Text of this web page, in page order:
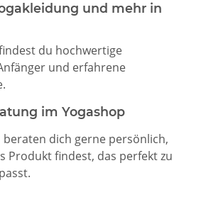
und mehr in
findest du hochwertige
und erfahrene
im Yogashop
beraten dich gerne persönlich,
Produkt findest, das perfekt zu